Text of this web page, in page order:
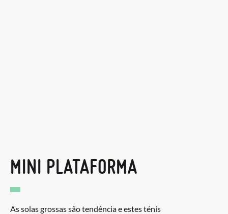
MINI PLATAFORMA
As solas grossas são tendência e estes ténis